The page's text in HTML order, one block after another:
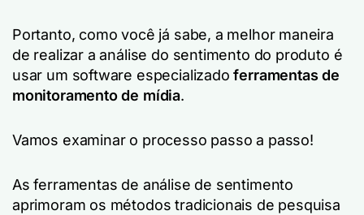
Portanto, como você já sabe, a melhor maneira
de realizar a análise do sentimento do produto é
usar um software especializadoferramentas de
monitoramento de mídia.
Vamos examinar o processo passo a passo!
As ferramentas de análise de sentimento
aprimoram os métodos tradicionais de pesquisa